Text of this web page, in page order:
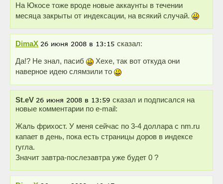
На Юкосе тоже вроде новые аккаунты в течении
месяца закрыты от индексации, на всякий случай.
DimaX сказал:
Да!? Не знал, пасиб
Хехе, так вот откуда они
наверное идею слямзили то
St.eV
сказал и подписался на
новые комментарии по e-mail:
Жаль фрихост. У меня сейчас по 3-4 доллара с nm.ru
капает в день, пока есть страницы доров в индексе
гугла.
Значит завтра-послезавтра уже будет 0 ?